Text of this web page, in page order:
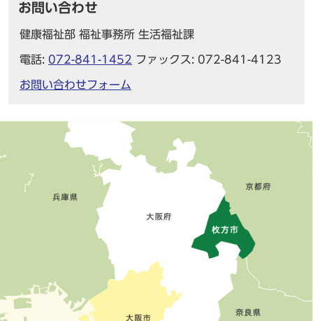
お問い合わせ
健康福祉部 福祉事務所 生活福祉課
電話: 072-841-1452 ファックス: 072-841-4123
お問い合わせフォーム